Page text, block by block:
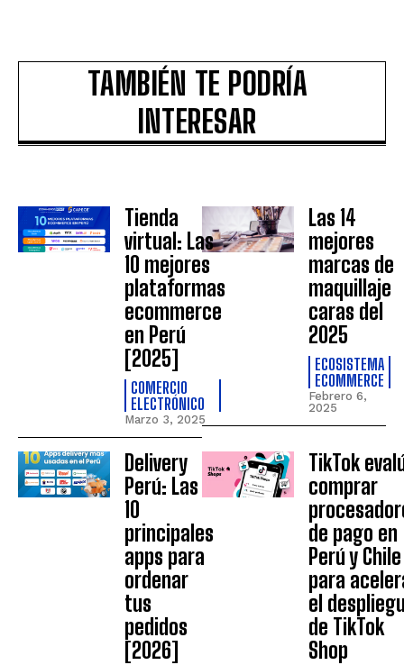
TAMBIÉN TE PODRÍA
INTERESAR
Tienda
virtual: Las
10 mejores
plataformas
ecommerce
en Perú
[2025]
COMERCIO
ELECTRÓNICO
Marzo 3, 2025
Las 14
mejores
marcas de
maquillaje
caras del
2025
ECOSISTEMA
ECOMMERCE
Febrero 6,
2025
Delivery
Perú: Las
10
principales
apps para
ordenar
tus
pedidos
[2026]
TikTok
comprar
de pago en
Perú y Chile
para
el
de TikTok
Shop